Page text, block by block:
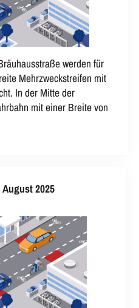
werden für
Mehrzweckstreifen mit
In der Mitte der
mit einer Breite von
2025